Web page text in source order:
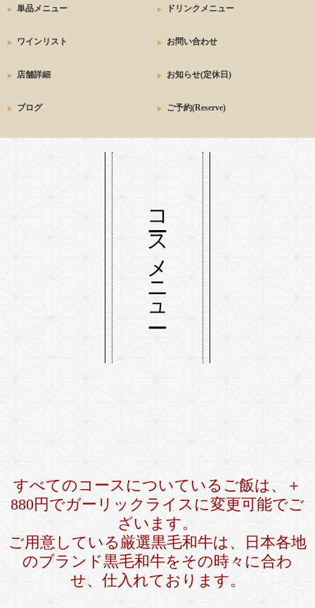
単品メニュー ドリンクメニュー
ワインリスト お問い合わせ
店舗詳細 お知らせ(定休日)
ブログ ご予約(Reserve)
コースメニュー
すべてのコースについているご飯は、＋
880円でガーリックライスに変更可能でご
ざいます。
ご用意している厳選黒毛和牛は、日本各地
のブランド黒毛和牛をその時々に合わ
せ、仕入れております。